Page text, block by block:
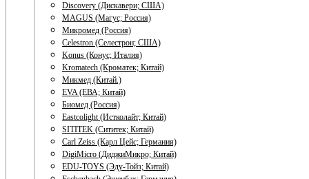
Discovery (Дискавери; США)
MAGUS (Магус; Россия)
Микромед (Россия)
Celestron (Селестрон; США)
Konus (Конус; Италия)
Kromatech (Кроматек; Китай)
Микмед (Китай.)
EVA (ЕВА; Китай)
Биомед (Россия)
Eastcolight (Истколайт; Китай)
SITITEK (Сититек; Китай)
Carl Zeiss (Карл Цейс; Германия)
DigiMicro (ДиджиМикро; Китай)
EDU-TOYS (Эду-Тойз; Китай)